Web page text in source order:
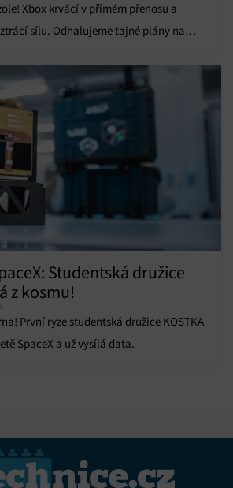
přenášených
chyb, Poskytování a
a obsahu, Ukládání a sdělování
údajů.
Xbox krvácí v přímém přenosu a
sílu. Odhalujeme tajné plány na
Studentská družice
z kosmu!
První ryze studentská družice KOSTKA
SpaceX a už vysílá data.